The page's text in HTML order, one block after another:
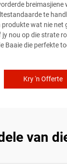
te
wat nie net
jy nou op die strate
Baaie die perfekte
Kry 'n Offerte
van